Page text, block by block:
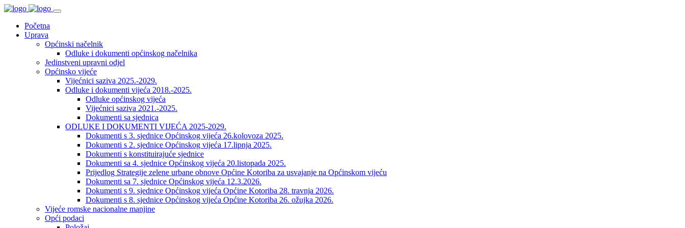
Početna
Uprava
Općinski načelnik
Odluke i dokumenti općinskog načelnika
Jedinstveni upravni odjel
Općinsko vijeće
Vijećnici saziva 2025.-2029.
Odluke i dokumenti vijeća 2018.-2025.
Odluke općinskog vijeća
Vijećnici saziva 2021.-2025.
Dokumenti sa sjednica
ODLUKE I DOKUMENTI VIJEĆA 2025-2029.
Dokumenti s 3. sjednice Općinskog vijeća 26.kolovoza 2025.
Dokumenti s 2. sjednice Općinskog vijeća 17.lipnja 2025.
Dokumenti s konstituirajuće sjednice
Dokumenti sa 4. sjednice Općinskog vijeća 20.listopada 2025.
Prijedlog Strategije zelene urbane obnove Općine Kotoriba za usvajanje na Općinskom vijeću
Dokumenti sa 7. sjednice Općinskog vijeća 12.3.2026.
Dokumenti s 9. sjednice Općinskog vijeća Općine Kotoriba 28. travnja 2026.
Dokumenti s 8. sjednice Općinskog vijeća Općine Kotoriba 26. ožujka 2026.
Vijeće romske nacionalne manjine
Opći podaci